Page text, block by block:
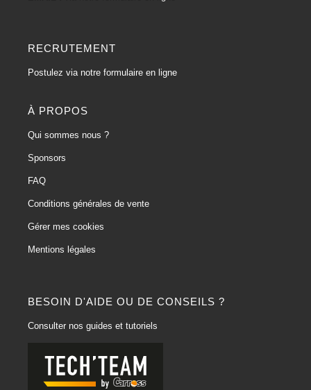
BESOIN D'AIDE OU DE CONSEILS ?
Consulter nos guides et tutoriels
RECRUTEMENT
Postulez via notre formulaire en ligne
À PROPOS
Qui sommes nous ?
Sponsors
FAQ
Conditions générales de vente
Gérer mes cookies
Mentions légales